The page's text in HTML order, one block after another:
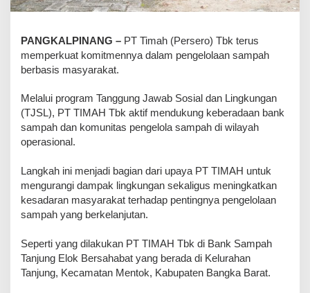
PANGKALPINANG – PT Timah (Persero) Tbk terus
memperkuat komitmennya dalam pengelolaan sampah
berbasis masyarakat.
Melalui program Tanggung Jawab Sosial dan Lingkungan
(TJSL), PT TIMAH Tbk aktif mendukung keberadaan bank
sampah dan komunitas pengelola sampah di wilayah
operasional.
Langkah ini menjadi bagian dari upaya PT TIMAH untuk
mengurangi dampak lingkungan sekaligus meningkatkan
kesadaran masyarakat terhadap pentingnya pengelolaan
sampah yang berkelanjutan.
Seperti yang dilakukan PT TIMAH Tbk di Bank Sampah
Tanjung Elok Bersahabat yang berada di Kelurahan
Tanjung, Kecamatan Mentok, Kabupaten Bangka Barat.